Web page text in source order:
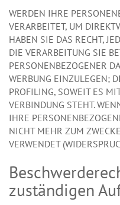
WERDEN IHRE
VERARBEITET, UM
HABEN SIE DAS RECHT,
DIE VERARBEITUNG SIE
PERSONENBEZOGENER
WERBUNG EINZULEGEN;
PROFILING, SOWEIT ES
VERBINDUNG STEHT.
IHRE
NICHT MEHR ZUM
VERWENDET
zuständigen